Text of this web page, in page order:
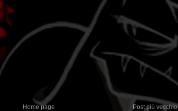
Post più vecchio
Home page